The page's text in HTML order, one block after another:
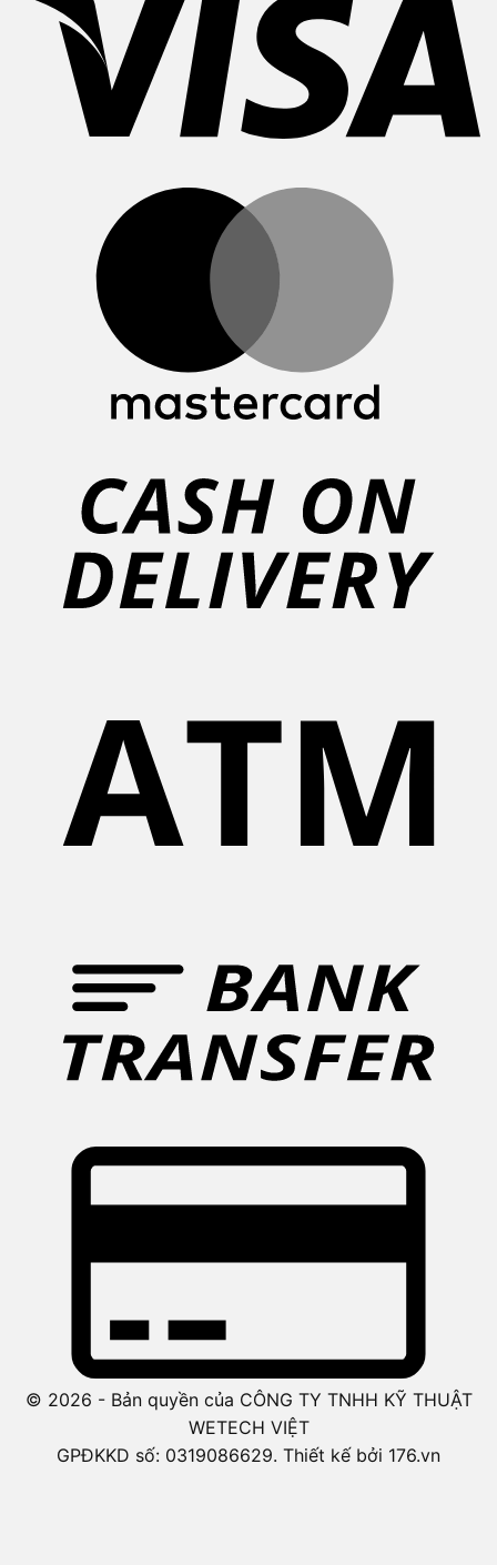
© 2026 - Bản quyền của CÔNG TY TNHH KỸ THUẬT
WETECH VIỆT
GPĐKKD số: 0319086629. Thiết kế bởi 176.vn